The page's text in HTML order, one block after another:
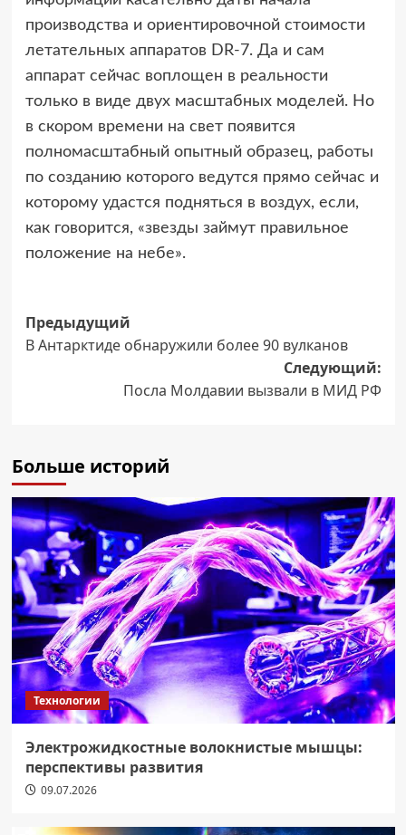
производства и ориентировочной стоимости
летательных аппаратов DR-7. Да и сам
аппарат сейчас воплощен в реальности
только в виде двух масштабных моделей. Но
в скором времени на свет появится
полномасштабный опытный образец, работы
по созданию которого ведутся прямо сейчас и
которому удастся подняться в воздух, если,
как говорится, «звезды займут правильное
положение на небе».
Навигация
записи
Предыдущий
В Антарктиде обнаружили более 90 вулканов
Следующий:
Посла Молдавии вызвали в МИД РФ
Больше историй
Технологии
Электрожидкостные волокнистые мышцы:
перспективы развития
09.07.2026